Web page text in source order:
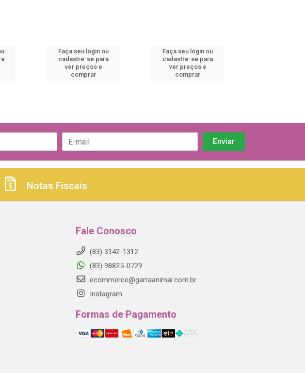
Faça seu login ou
cadastre-se para
ver preços e
comprar
Faça seu login ou
cadastre-se para
ver preços e
comprar
Notas Fiscais
Fale Conosco
(83) 3142-1312
(83) 98825-0729
ecommerce@garraanimal.com.br
Instagram
Formas de Pagamento